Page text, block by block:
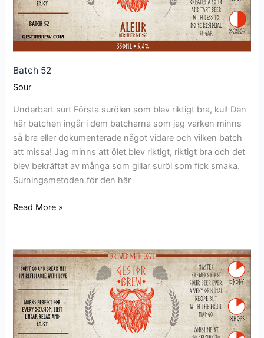
Batch 52
Sour
Underbart surt Första surölen som blev riktigt bra, kul! Den
här batchen ingår i dem batcharna som jag varken minns
så bra eller dokumenterade något vidare och vilken batch
att missa! Jag minns att ölet blev riktigt, riktigt bra och det
blev bekräftat av många som gillar suröl som fick smaka.
Surningsmetoden för den här
Read More »
Batch
39